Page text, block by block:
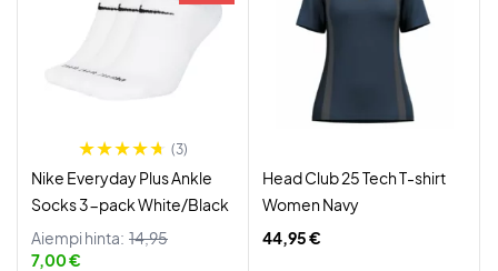
(3)
Nike Everyday Plus Ankle
Socks 3-pack White/Black
Aiempi hinta: 14,95
7,00 €
Head Club 25 Tech T-shirt
Women Navy
44,95 €